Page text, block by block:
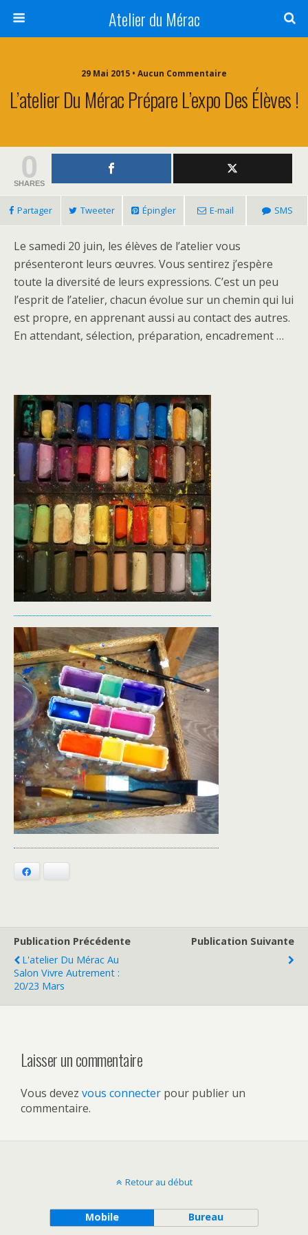
Atelier du Mérac
29 Mai 2015 • Aucun Commentaire
L’atelier Du Mérac Prépare L’expo Des Élèves !
0
SHARES
Partager Tweeter Épingler E-mail SMS
Le samedi 20 juin, les élèves de l’atelier vous
présenteront leurs œuvres. Vous sentirez j’espère
toute la diversité de leurs expressions. C’est un peu
l’esprit de l’atelier, chacun évolue sur un chemin qui lui
est propre, en apprenant aussi au contact des autres.
En attendant, sélection, préparation, encadrement …
Publication Précédente
L'atelier Du Mérac Au
Salon Vivre Autrement :
20/23 Mars
Publication Suivante
Laisser un commentaire
Vous devez vous connecter pour publier un
commentaire.
Retour au début
Mobile Bureau